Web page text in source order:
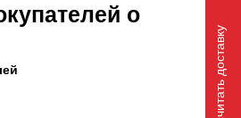
о
Рассчитать доставку